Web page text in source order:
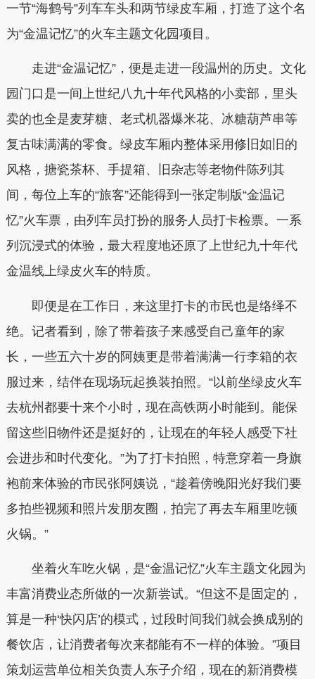
一节“海鹤号”列车车头和两节绿皮车厢，打造了这个名
为“金温记忆”的火车主题文化园项目。
走进“金温记忆”，便是走进一段温州的历史。文化
园门口是一间上世纪八九十年代风格的小卖部，里头
卖的也全是麦芽糖、老式机器爆米花、冰糖葫芦串等
复古味满满的零食。绿皮车厢内整体采用修旧如旧的
风格，搪瓷茶杯、手提箱、旧杂志等老物件陈列其
间，每位上车的“旅客”还能得到一张定制版“金温记
忆”火车票，由列车员打扮的服务人员打卡检票。一系
列沉浸式的体验，最大程度地还原了上世纪九十年代
金温线上绿皮火车的特质。
即便是在工作日，来这里打卡的市民也是络绎不
绝。记者看到，除了带着孩子来感受自己童年的家
长，一些五六十岁的阿姨更是带着满满一行李箱的衣
服过来，结伴在现场玩起换装拍照。“以前坐绿皮火车
去杭州都要十来个小时，现在高铁两小时能到。能保
留这些旧物件还是挺好的，让现在的年轻人感受下社
会进步和时代变化。”为了打卡拍照，特意穿着一身旗
袍前来体验的市民张阿姨说，“趁着傍晚阳光好我们要
多拍些视频和照片发朋友圈，拍完了再去车厢里吃顿
火锅。”
坐着火车吃火锅，是“金温记忆”火车主题文化园为
丰富消费业态所做的一次新尝试。“但这不是固定的，
算是一种‘快闪店’的模式，过段时间我们就会换成别的
餐饮店，让消费者每次来都能有不一样的体验。”项目
策划运营单位相关负责人东子介绍，现在的新消费模